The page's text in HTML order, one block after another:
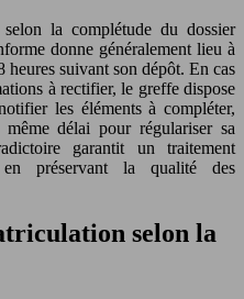
la complétude du dossier
donne généralement lieu à
heures suivant son dépôt. En cas
à rectifier, le greffe dispose
les éléments à compléter,
même délai pour régulariser sa
garantit un traitement
préservant la qualité des
selon la